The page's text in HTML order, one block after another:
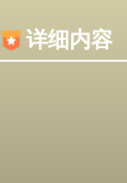
详细内容